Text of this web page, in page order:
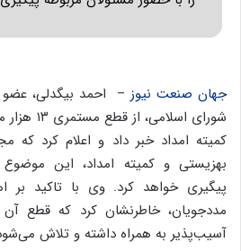
جهان صنعت نیوز – احمد بیگدلی،
شورای
کمیته امداد خبر داد و اعلام کرد
بهزیستی و کمیته امداد، این
پیگیری خواهد کرد. وی با تاکید
مددجویان، خاطرنشان کرد که قطع
آسیب‌پذیر به همراه داشته و تلاش